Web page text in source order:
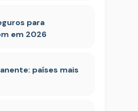
para
em 2026
países mais